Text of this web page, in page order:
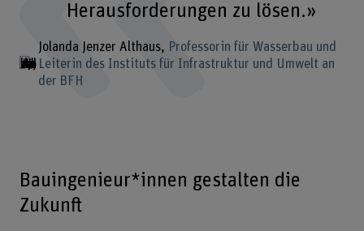
Herausforderungen zu lösen.»
Jolanda Jenzer Althaus
Professorin für Wasserbau und
Leiterin des Instituts für Infrastruktur und Umwelt an
der BFH
Bauingenieur*innen gestalten die
Zukunft